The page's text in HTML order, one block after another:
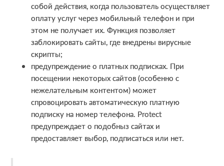
собой действия, когда пользователь осуществляет
оплату услуг через мобильный телефон и при
этом не получает их. Функция позволяет
заблокировать сайты, где внедрены вирусные
скрипты;
предупреждение о платных подписках. При
посещении некоторых сайтов (особенно с
нежелательным контентом) может
спровоцировать автоматическую платную
подписку на номер телефона. Protect
предупреждает о подобныз сайтах и
предоставляет выбор, подписаться или нет.